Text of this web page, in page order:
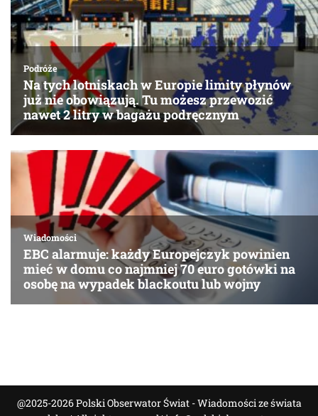
@2025-2026 Polski Obserwator Świat - Wiadomości ze świata